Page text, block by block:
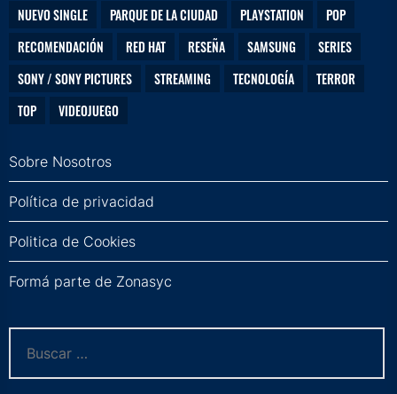
NUEVO SINGLE
PARQUE DE LA CIUDAD PLAYSTATION
POP
RECOMENDACIÓN
RED HAT RESEÑA SAMSUNG
SERIES
SONY / SONY PICTURES
STREAMING TECNOLOGÍA
TERROR
TOP
VIDEOJUEGO
Sobre Nosotros
Política de privacidad
Politica de Cookies
Formá parte de Zonasyc